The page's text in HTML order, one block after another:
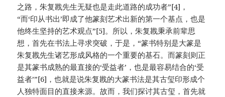
之路，朱复戡先生无疑也是走此道路的成功者”[4]，
“而‘印从书出’即成了他篆刻艺术出新的第一个基点，也是
他终生坚持的艺术观点”[5]。所以，朱复戡秉承前辈思
想，首先在书法上寻求突破，于是，“篆书特别是大篆是
朱复戡先生诸艺形成风格的一个重要的基石。而篆刻则正
是其篆书成熟的最直接的‘受益者’，也是最容易结合的‘受
益者’”[6]，也就是说朱复戡的大篆书法是其古玺印形成个
人独特面目的直接来源。故而，我们探讨其古玺，首先就